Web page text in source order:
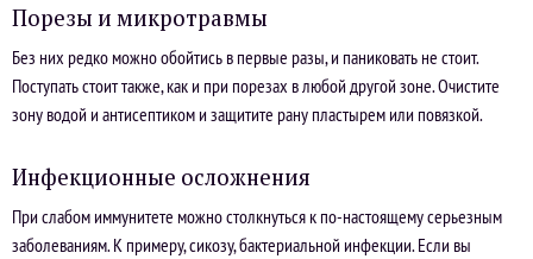
Порезы и микротравмы
Без них редко можно обойтись в первые разы, и паниковать не стоит.
Поступать стоит также, как и при порезах в любой другой зоне. Очистите
зону водой и антисептиком и защитите рану пластырем или повязкой.
Инфекционные осложнения
При слабом иммунитете можно столкнуться к по-настоящему серьезным
заболеваниям. К примеру, сикозу, бактериальной инфекции. Если вы